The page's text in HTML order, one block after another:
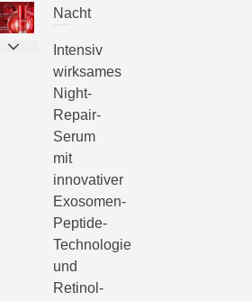
Nacht
Intensiv
wirksames
Night-
Repair-
Serum
mit
innovativer
Exosomen-
Peptide-
Technologie
und
Retinol-